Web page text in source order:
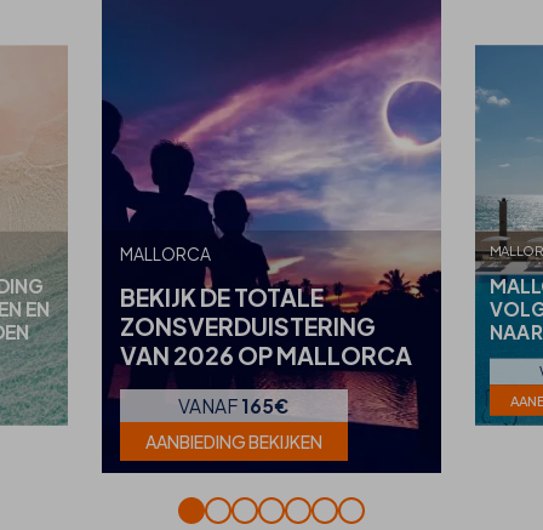
EN
MALLORCA
BEKIJK DE TOTALE
ZONSVERDUISTERING
VAN 2026 OP MALLORCA
VANAF 165€
AANBIEDING BEKIJKEN